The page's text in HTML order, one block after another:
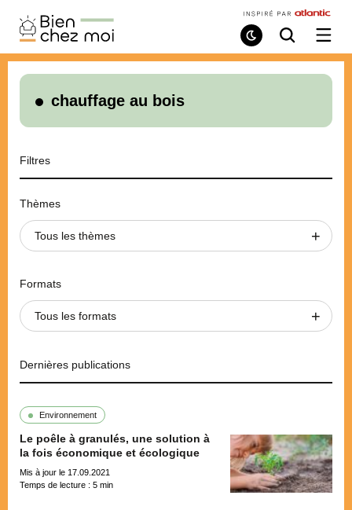
Bien
Chez
Moi
Mode
de
Recherche
/
le
chauffage au bois
Filtres
Thèmes
Tous les thèmes
Formats
Tous les formats
Dernières publications
Environnement
Le poêle à granulés, une solution à
la fois économique et écologique
Mis à jour le 17.09.2021
Temps de lecture : 5 min